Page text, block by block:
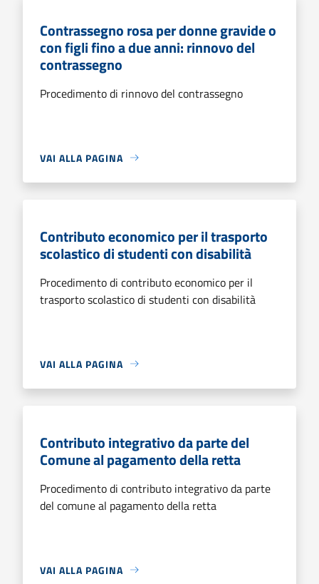
Contrassegno rosa per donne gravide o
con figli fino a due anni: rinnovo del
contrassegno
Procedimento di rinnovo del contrassegno
VAI ALLA PAGINA
Contributo economico per il trasporto
scolastico di studenti con disabilità
Procedimento di contributo economico per il
trasporto scolastico di studenti con disabilità
VAI ALLA PAGINA
Contributo integrativo da parte del
Comune al pagamento della retta
Procedimento di contributo integrativo da parte
del comune al pagamento della retta
VAI ALLA PAGINA